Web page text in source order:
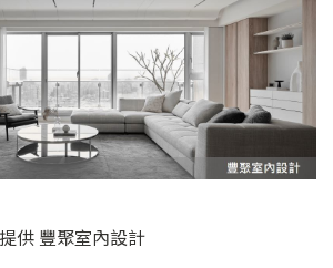
供 豐聚室內設計